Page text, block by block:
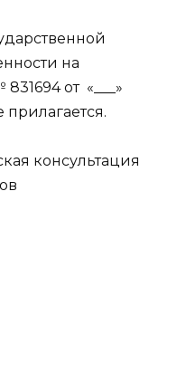
на
от «___»
прилагается.
консультация